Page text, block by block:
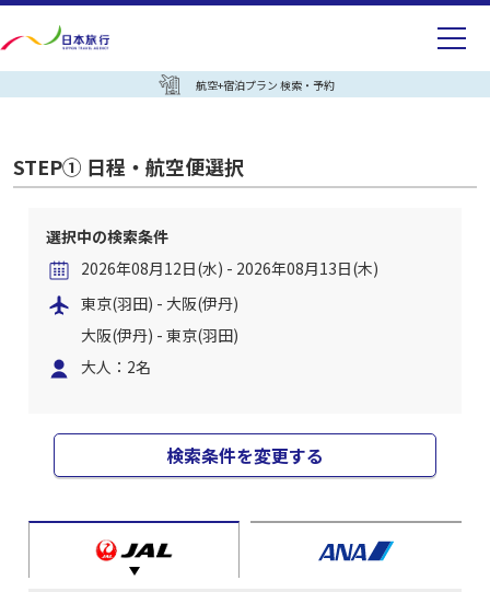
航空+宿泊プラン 検索・予約
STEP① 日程・航空便選択
選択中の検索条件
2026年08月12日(水) - 2026年08月13日(木)
東京(羽田) - 大阪(伊丹)
大阪(伊丹) - 東京(羽田)
大人：2名
検索条件を変更する